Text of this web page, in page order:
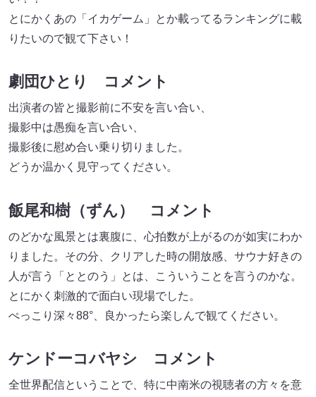
とにかくあの「イカゲーム」とか載ってるランキングに載
りたいので観て下さい！
劇団ひとり コメント
出演者の皆と撮影前に不安を言い合い、
撮影中は愚痴を言い合い、
撮影後に慰め合い乗り切りました。
どうか温かく見守ってください。
飯尾和樹（ずん） コメント
のどかな風景とは裏腹に、心拍数が上がるのが如実にわか
りました。その分、クリアした時の開放感、サウナ好きの
人が言う「ととのう」とは、こういうことを言うのかな。
とにかく刺激的で面白い現場でした。
ぺっこり深々88°、良かったら楽しんで観てください。
ケンドーコバヤシ コメント
全世界配信ということで、特に中南米の視聴者の方々を意